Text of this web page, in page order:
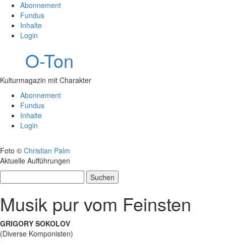
Abonnement
Fundus
Inhalte
Login
O-Ton
Kulturmagazin mit Charakter
Abonnement
Fundus
Inhalte
Login
Foto © Christian Palm
Aktuelle Aufführungen
nach:
Musik pur vom Feinsten
GRIGORY SOKOLOV
(Diverse Komponisten)